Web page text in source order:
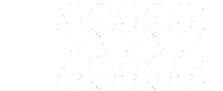
Gazpachuelo Malagueño: Una sopa
de pescado con un ingrediente
especial
Escudella: El sabor tradicional de
Cataluña